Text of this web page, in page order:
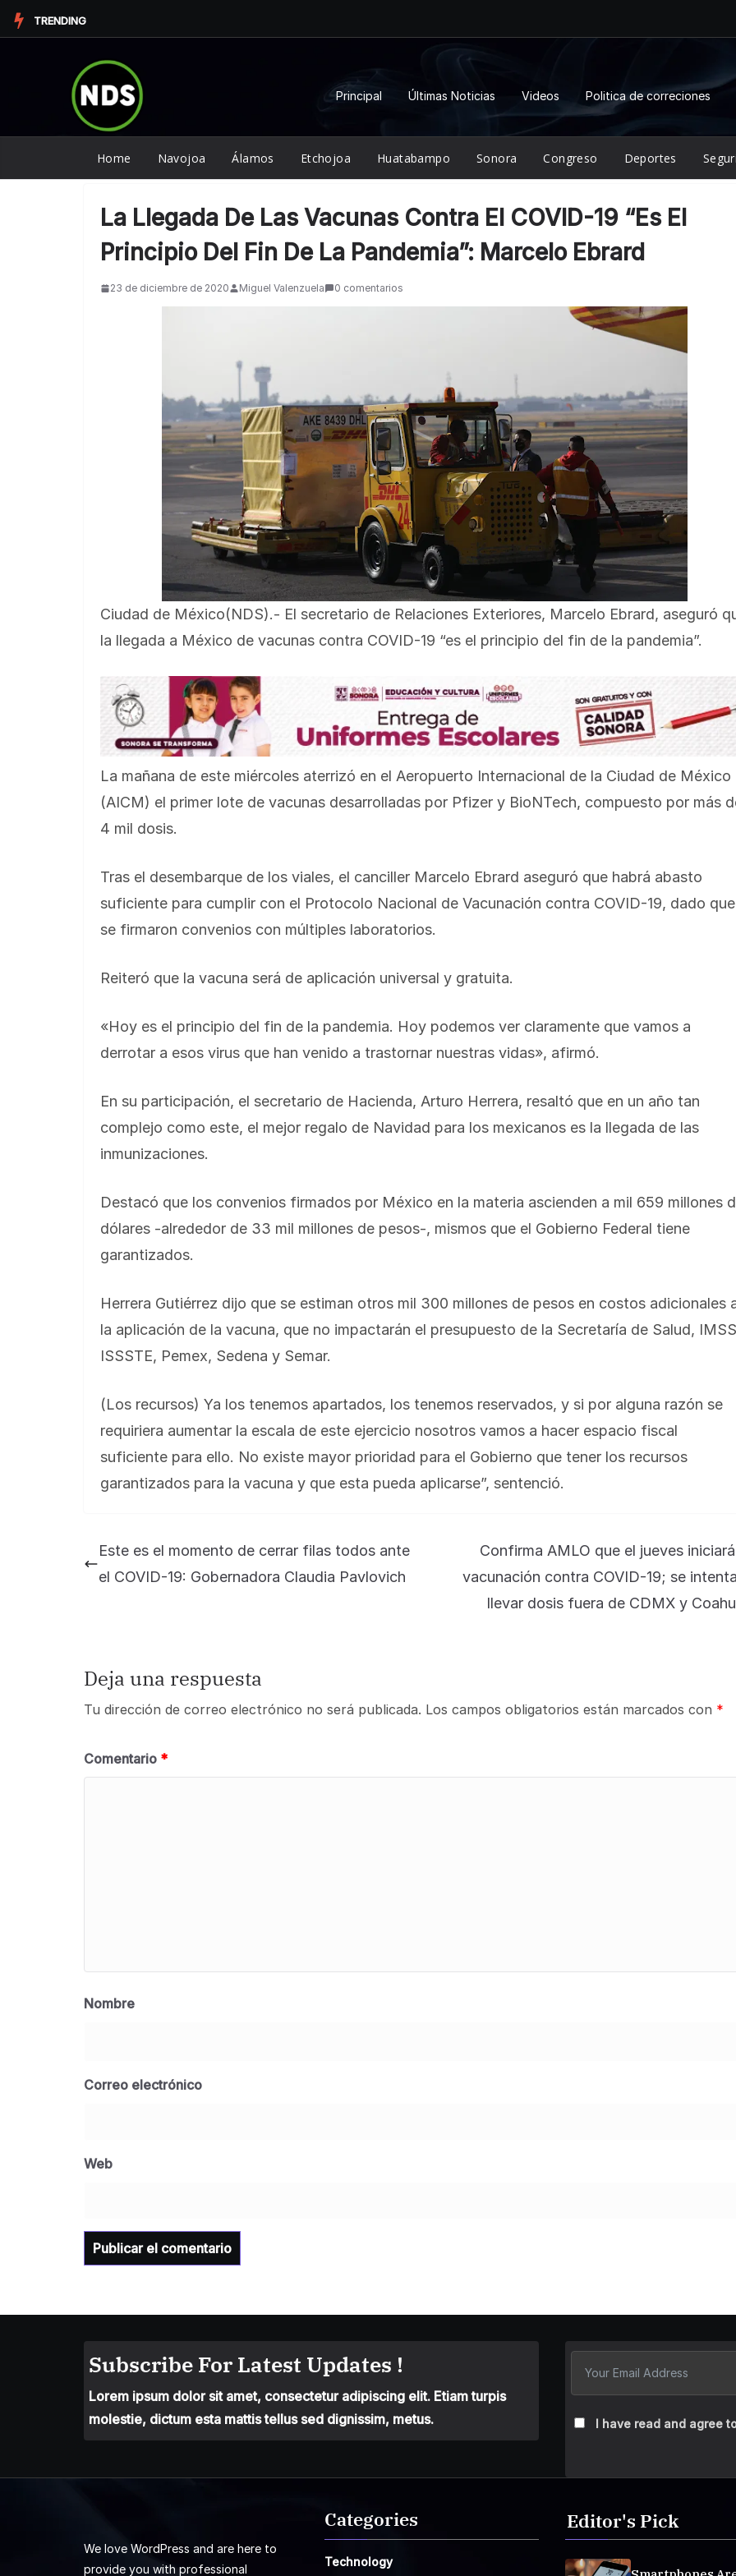
Saltar
al
TRENDING
Principal Últimas Noticias Videos Politica de correciones
Home Navojoa Álamos Etchojoa Huatabampo Sonora Congreso Deportes
La Llegada De Las Vacunas Contra El COVID-19 “es El
Principio Del Fin De La Pandemia”: Marcelo Ebrard
23 de diciembre de 2020 Miguel Valenzuela 0 comentarios
Ciudad de México(NDS).- El secretario de Relaciones Exteriores, Marcelo Ebrard, aseguró
la llegada a México de vacunas contra COVID-19 “es el principio del fin de la pandemia”.
La mañana de este miércoles aterrizó en el Aeropuerto Internacional de la Ciudad de México
(AICM) el primer lote de vacunas desarrolladas por Pfizer y BioNTech, compuesto por más
4 mil dosis.
Tras el desembarque de los viales, el canciller Marcelo Ebrard aseguró que habrá abasto
suficiente para cumplir con el Protocolo Nacional de Vacunación contra COVID-19, dado que
se firmaron convenios con múltiples laboratorios.
Reiteró que la vacuna será de aplicación universal y gratuita.
«Hoy es el principio del fin de la pandemia. Hoy podemos ver claramente que vamos a
derrotar a esos virus que han venido a trastornar nuestras vidas», afirmó.
En su participación, el secretario de Hacienda, Arturo Herrera, resaltó que en un año tan
complejo como este, el mejor regalo de Navidad para los mexicanos es la llegada de las
inmunizaciones.
Destacó que los convenios firmados por México en la materia ascienden a mil 659 millones
dólares -alrededor de 33 mil millones de pesos-, mismos que el Gobierno Federal tiene
garantizados.
Herrera Gutiérrez dijo que se estiman otros mil 300 millones de pesos en costos adicionales
la aplicación de la vacuna, que no impactarán el presupuesto de la Secretaría de Salud,
ISSSTE, Pemex, Sedena y Semar.
(Los recursos) Ya los tenemos apartados, los tenemos reservados, y si por alguna razón se
requiriera aumentar la escala de este ejercicio nosotros vamos a hacer espacio fiscal
suficiente para ello. No existe mayor prioridad para el Gobierno que tener los recursos
garantizados para la vacuna y que esta pueda aplicarse”, sentenció.
Este es el momento de cerrar filas todos ante
el COVID-19: Gobernadora Claudia Pavlovich
Confirma AMLO que el jueves
vacunación contra COVID-19; se
llevar dosis fuera de CDMX y
Deja una respuesta
Tu dirección de correo electrónico no será publicada. Los campos obligatorios están marcados con *
Comentario *
Nombre
Correo electrónico
Web
Subscribe For Latest Updates !
Lorem ipsum dolor sit amet, consectetur adipiscing elit. Etiam turpis
molestie, dictum esta mattis tellus sed dignissim, metus.
I have read and agree
We love WordPress and are here to
provide you with professional
Categories
Technology
Editor's Pick